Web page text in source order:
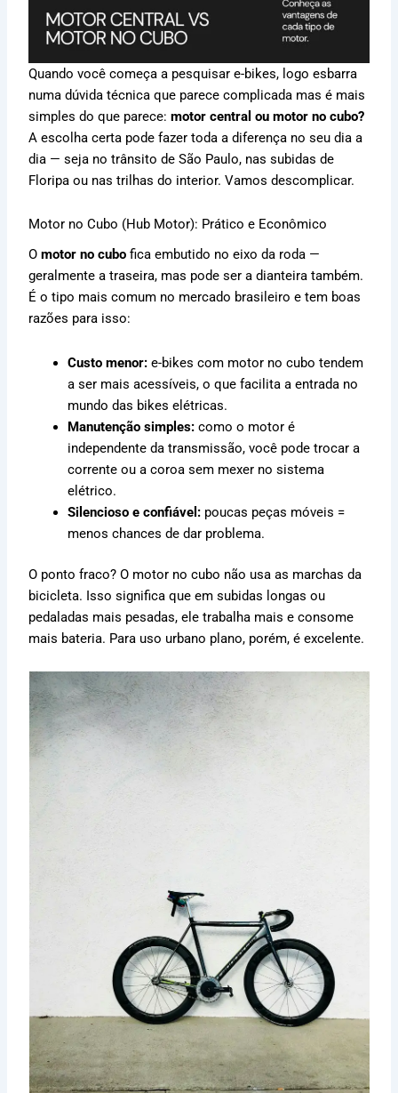
Quando você começa a pesquisar e-bikes, logo esbarra
numa dúvida técnica que parece complicada mas é mais
simples do que parece:motor central ou motor no cubo?
A escolha certa pode fazer toda a diferença no seu dia a
dia — seja no trânsito de São Paulo, nas subidas de
Floripa ou nas trilhas do interior. Vamos descomplicar.
Motor no Cubo (Hub Motor): Prático e Econômico
Omotor no cubo fica embutido no eixo da roda —
geralmente a traseira, mas pode ser a dianteira também.
É o tipo mais comum no mercado brasileiro e tem boas
razões para isso:
Custo menor: e-bikes com motor no cubo tendem
a ser mais acessíveis, o que facilita a entrada no
mundo das bikes elétricas.
Manutenção simples: como o motor é
independente da transmissão, você pode trocar a
corrente ou a coroa sem mexer no sistema
elétrico.
Silencioso e confiável: poucas peças móveis =
menos chances de dar problema.
O ponto fraco? O motor no cubo não usa as marchas da
bicicleta. Isso significa que em subidas longas ou
pedaladas mais pesadas, ele trabalha mais e consome
mais bateria. Para uso urbano plano, porém, é excelente.